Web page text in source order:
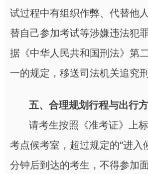
试过程中有组织作弊、代替他
替自己参加考试等涉嫌违法犯
据《中华人民共和国刑法》第
一的规定，移送司法机关追究刑
五、合理规划行程与出行
请考生按照《准考证》上
考点候考室，超过规定的“进入
分钟后到达的考生，不得参加